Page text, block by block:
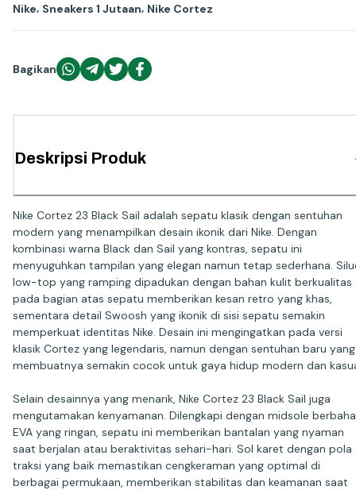
Nike Sneakers 1 Jutaan Nike Cortez
Bagikan
Deskripsi Produk
Nike Cortez 23 Black Sail adalah sepatu klasik dengan sentuhan
modern yang menampilkan desain ikonik dari Nike. Dengan
kombinasi warna Black dan Sail yang kontras, sepatu ini
menyuguhkan tampilan yang elegan namun tetap sederhana.
low-top yang ramping dipadukan dengan bahan kulit berkualitas
pada bagian atas sepatu memberikan kesan retro yang khas,
sementara detail Swoosh yang ikonik di sisi sepatu semakin
memperkuat identitas Nike. Desain ini mengingatkan pada versi
klasik Cortez yang legendaris, namun dengan sentuhan baru yang
membuatnya semakin cocok untuk gaya hidup modern dan
Selain desainnya yang menarik, Nike Cortez 23 Black Sail juga
mengutamakan kenyamanan. Dilengkapi dengan midsole
EVA yang ringan, sepatu ini memberikan bantalan yang nyaman
saat berjalan atau beraktivitas sehari-hari. Sol karet dengan pola
traksi yang baik memastikan cengkeraman yang optimal di
berbagai permukaan, memberikan stabilitas dan keamanan saat